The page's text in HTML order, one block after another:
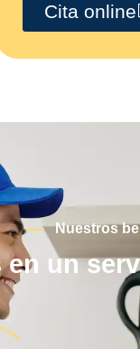
Cita online
Nuestros
un